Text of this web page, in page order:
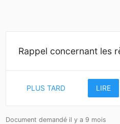
Rappel concernant les
PLUS TARD LIRE
Document demandé il y a 9 mois